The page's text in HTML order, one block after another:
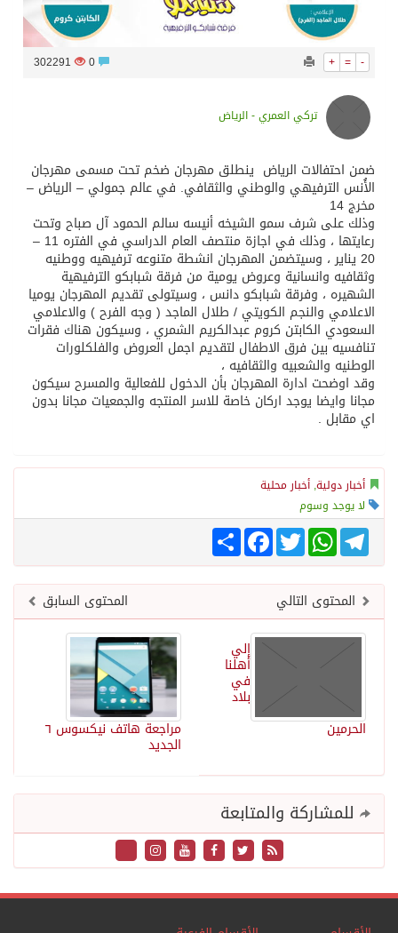
+ = -
302291
تركي العمري - الرياض
ضمن احتفالات الرياض ينطلق مهرجان ضخم تحت مسمى مهرجان
الأُنس الترفيهي والوطني والثقافي. في عالم جمولي – الرياض –
مخرج 14
وذلك على شرف سمو الشيخه أنيسه سالم الحمود آل صباح وتحت
رعايتها ، وذلك في اجازة منتصف العام الدراسي في الفتره 11 –
20 يناير ، وسيتضمن المهرجان انشطة متنوعه ترفيهيه ووطنيه
وثقافيه وانسانية وعروض يومية من فرقة شبابكو الترفيهية
الشهيره ، وفرقة شبابكو دانس ، وسيتولى تقديم المهرجان يوميا
الاعلامي والنجم الكويتي / طلال الماجد ( وجه الفرح ) والاعلامي
السعودي الكابتن كروم عبدالكريم الشمري ، وسيكون هناك فقرات
تنافسيه بين فرق الاطفال لتقديم اجمل العروض والفلكلورات
الوطنيه والشعبيه والثقافيه ،
وقد اوضحت ادارة المهرجان بأن الدخول للفعالية والمسرح سيكون
مجانا وايضا يوجد اركان خاصة للاسر المنتجه والجمعيات مجانا بدون
اي مقابل .
أخبار دولية, أخبار محلية
لا يوجد وسوم
انشر
FacebookTwitter
WhatsAppTelegram
المحتوى السابق المحتوى التالي
مراجعة هاتف نيكسوس ٦
الجديد
إلي
أهلنا
في
بلاد
الحرمين
للمشاركة والمتابعة